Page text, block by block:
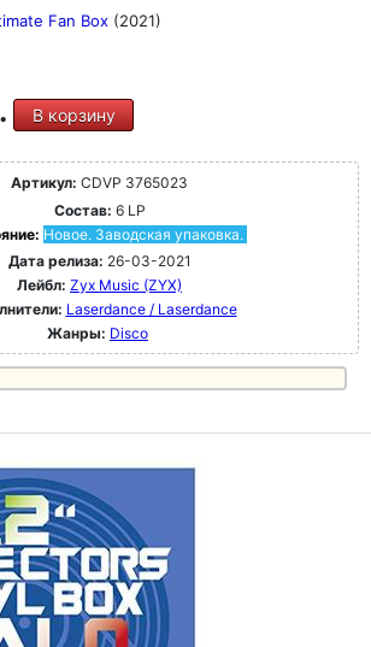
Fan Box (2021)
В корзину
Артикул: CDVP 3765023
Состав: 6 LP
Новое. Заводская упаковка.
Дата релиза: 26-03-2021
Лейбл: Zyx Music (ZYX)
Laserdance / Laserdance
Жанры: Disco